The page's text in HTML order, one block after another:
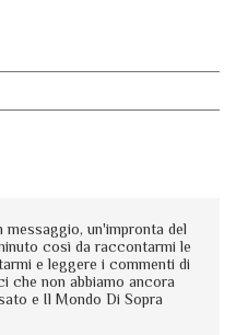
un'impronta del
così da raccontarmi le
e leggere i commenti di
che non abbiamo ancora
e Il Mondo Di Sopra